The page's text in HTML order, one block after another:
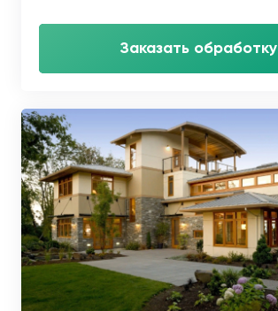
Заказать обработку